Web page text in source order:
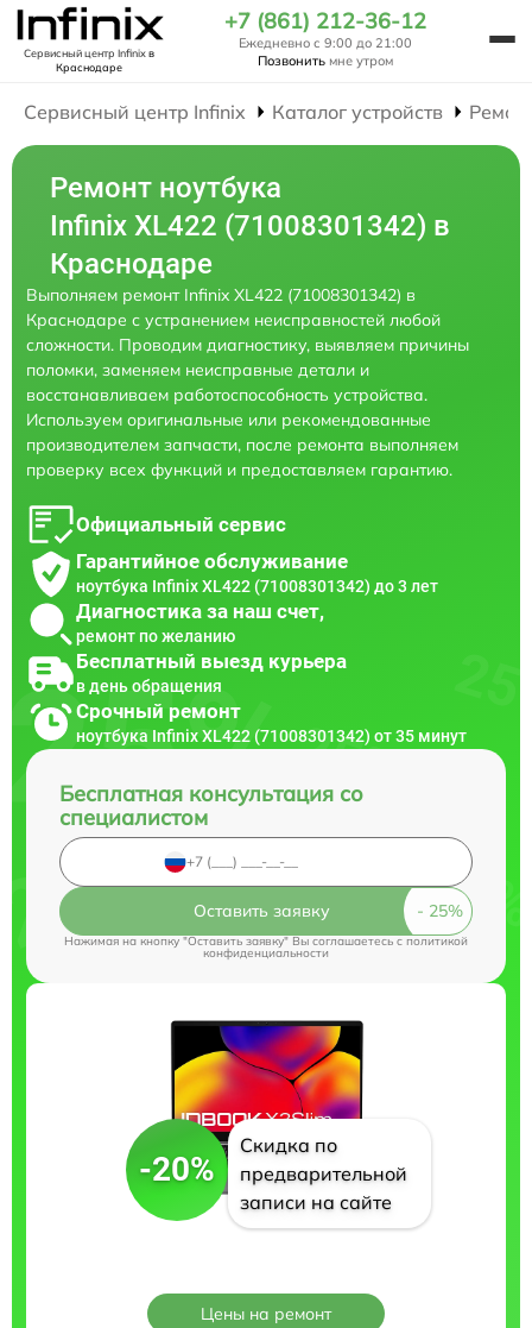
Сервисный центр Infinixв
Краснодаре
+7 (861) 212-36-12
Ежедневно с 9:00 до 21:00
Позвонить мне утром
Сервисный центр Infinix Каталог устройств
Ремонт ноутбука
Infinix XL422 (71008301342) в
Краснодаре
Выполняем ремонт Infinix XL422 (71008301342) в
Краснодаре с устранением неисправностей любой
сложности. Проводим диагностику, выявляем причины
поломки, заменяем неисправные детали и
восстанавливаем работоспособность устройства.
Используем оригинальные или рекомендованные
производителем запчасти, после ремонта выполняем
проверку всех функций и предоставляем гарантию.
Официальный сервис
Гарантийное обслуживание
ноутбука Infinix XL422 (71008301342) до 3 лет
Диагностика за наш счет,
ремонт по желанию
Бесплатный выезд курьера
в день обращения
Срочный ремонт
ноутбука Infinix XL422 (71008301342) от 35 минут
Бесплатная консультация со
специалистом
Оставить заявку
Нажимая на кнопку "Оставить заявку" Вы соглашаетесь cполитикой
конфиденциальности
-20%
Скидка по
предварительной
записи на сайте
Цены на ремонт